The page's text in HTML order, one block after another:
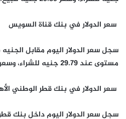
سعر الدولار في بنك قناة السويس
سجل سعر الدولار اليوم مقابل
مستوى عند 29.79 جنيه للشراء، وسعر 29.89 جنيه للبيع.
سعر الدولار في بنك قطر الوطني
سجل سعر الدولار اليوم داخل بنك